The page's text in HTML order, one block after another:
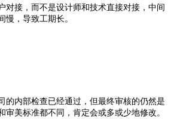
对接，而不是设计师和技术直接对接，中间
慢，导致工期长。
的内部检查已经通过，但最终审核的仍然是
审美标准都不同，肯定会或多或少地修改。